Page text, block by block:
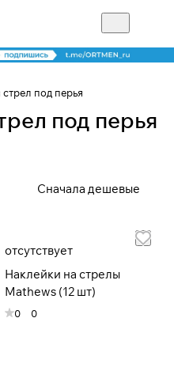
под перья
под перья
Сначала дешевые
отсутствует
Наклейки на стрелы
Mathews (12 шт)
0 0